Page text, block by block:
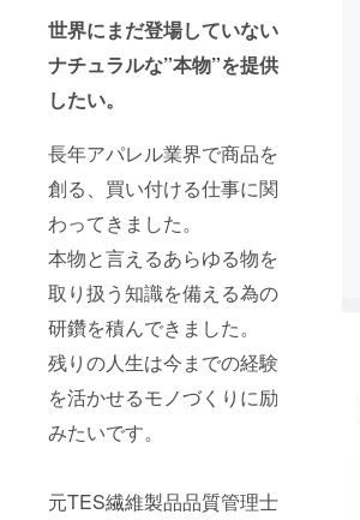
世界にまだ登場していない
ナチュラルな”本物”を提供
したい。
長年アパレル業界で商品を
創る、買い付ける仕事に関
わってきました。
本物と言えるあらゆる物を
取り扱う知識を備える為の
研鑽を積んできました。
残りの人生は今までの経験
を活かせるモノづくりに励
みたいです。
元TES繊維製品品質管理士